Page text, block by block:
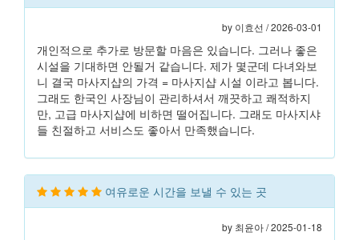
by 이효선 / 2026-03-01
개인적으로 추가로 방문할 마음은 있습니다. 그러나 좋은
시설을 기대하면 안될거 같습니다. 제가 몇군데 다녀와보
니 결국 마사지샵의 가격 = 마사지샵 시설 이라고 봅니다.
그래도 한국인 사장님이 관리하셔서 깨끗하고 쾌적하지
만, 고급 마사지샵에 비하면 떨어집니다. 그래도 마사지샤
들 친절하고 서비스도 좋아서 만족했습니다.
여유로운 시간을 보낼 수 있는 곳
by 최윤아 / 2025-01-18